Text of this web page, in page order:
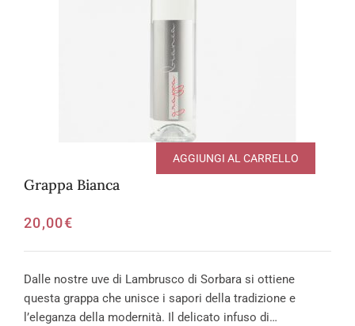
Grappa Bianca
20,00€
AGGIUNGI AL CARRELLO
Dalle nostre uve di Lambrusco di Sorbara si ottiene
questa grappa che unisce i sapori della tradizione e
l’eleganza della modernità. Il delicato infuso di…